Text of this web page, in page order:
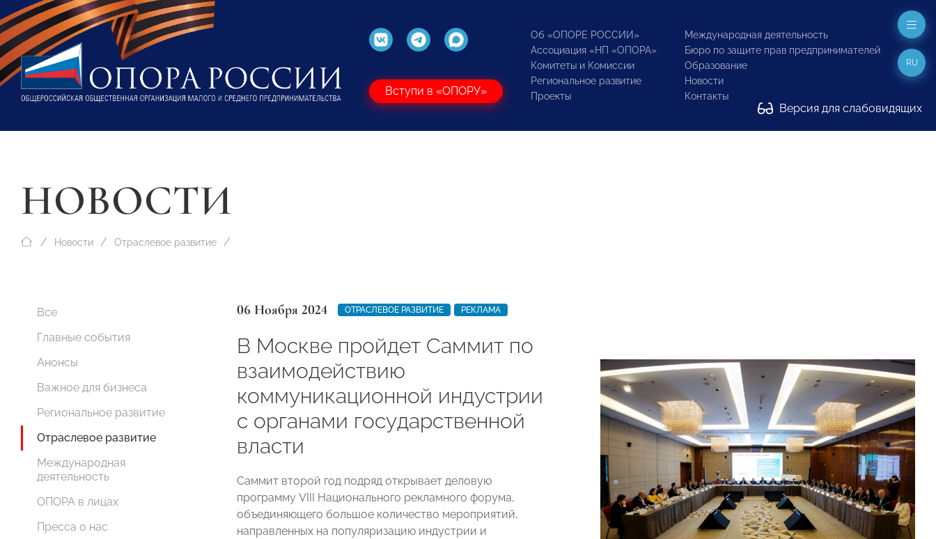
Вступи в «ОПОРУ»
Об «ОПОРЕ РОССИИ»
Ассоциация «НП «ОПОРА»
Комитеты и Комиссии
Региональное развитие
Проекты
Международная деятельность
Бюро по защите прав предпринимателей
Образование
Новости
Контакты
Версия для слабовидящих
RU
НОВОСТИ
Новости Отраслевое развитие
Все
Главные события
Анонсы
Важное для бизнеса
Региональное развитие
Отраслевое развитие
Международная
деятельность
ОПОРА в лицах
Пресса о нас
06 Ноября 2024 ОТРАСЛЕВОЕ РАЗВИТИЕ РЕКЛАМА
В Москве пройдет Саммит по
взаимодействию
коммуникационной индустрии
с органами государственной
власти
Саммит второй год подряд открывает деловую
программу VIII Национального рекламного форума,
объединяющего большое количество мероприятий,
направленных на популяризацию индустрии и